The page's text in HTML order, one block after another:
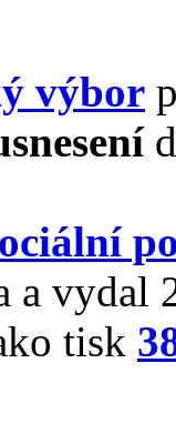
výbor
a vydal
tisk